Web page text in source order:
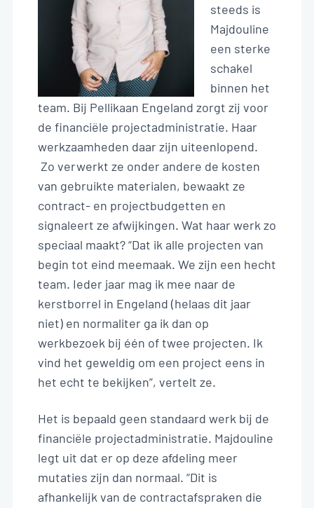
steeds is
Majdouline
een sterke
schakel
binnen het
team. Bij Pellikaan Engeland zorgt zij voor
de financiële projectadministratie. Haar
werkzaamheden daar zijn uiteenlopend.
Zo verwerkt ze onder andere de kosten
van gebruikte materialen, bewaakt ze
contract- en projectbudgetten en
signaleert ze afwijkingen. Wat haar werk zo
speciaal maakt? “Dat ik alle projecten van
begin tot eind meemaak. We zijn een hecht
team. Ieder jaar mag ik mee naar de
kerstborrel in Engeland (helaas dit jaar
niet) en normaliter ga ik dan op
werkbezoek bij één of twee projecten. Ik
vind het geweldig om een project eens in
het echt te bekijken”, vertelt ze.
Het is bepaald geen standaard werk bij de
financiële projectadministratie. Majdouline
legt uit dat er op deze afdeling meer
mutaties zijn dan normaal. “Dit is
afhankelijk van de contractafspraken die